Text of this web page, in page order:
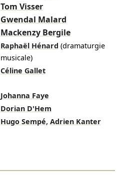
Tom Visser
Gwendal Malard
Mackenzy Bergile
Raphaël Hénard (dramaturgie
musicale)
Céline Gallet
Johanna Faye
Dorian D'Hem
Hugo Sempé, Adrien Kanter